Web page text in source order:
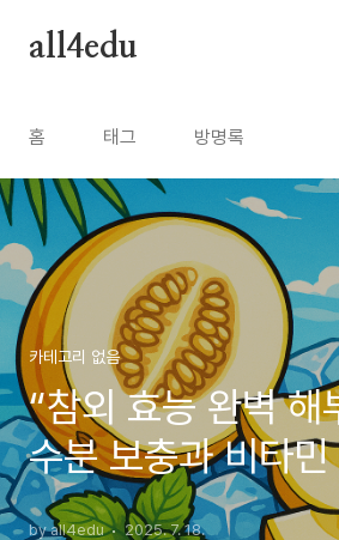
all4edu
홈 태그 방명록
카테고리 없음
“참외 효능 완벽 해
수분 보충과 비타
시에!”
by all4edu 2025. 7. 18.